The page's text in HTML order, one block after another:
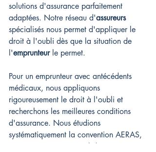
solutions d'assurance parfaitement
adaptées. Notre réseau d'assureurs
spécialisés nous permet d'appliquer le
droit à l'oubli dès que la situation de
l'emprunteur le permet.
Pour un emprunteur avec antécédents
médicaux, nous appliquons
rigoureusement le droit à l'oubli et
recherchons les meilleures conditions
d'assurance. Nous étudions
systématiquement la convention AERAS,
avec soumission au pool de risques si